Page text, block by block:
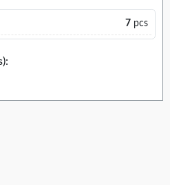
7 pcs